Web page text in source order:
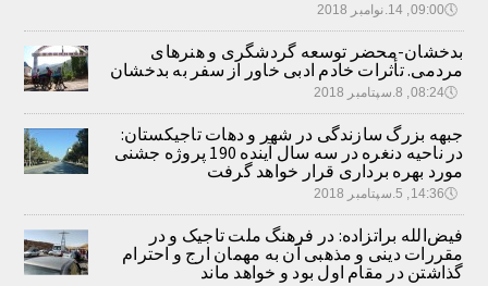
🕔09:00, 14.نوامبر 2018
بدخشان-محضر توسعه گردشگری و هنرهای
مردمی. تأثرات خادم ادبی خاور از سفر به بدخشان
🕔08:24, 8.سپتامبر 2018
جبهه بزرگ سازندگی در شهر و دهات تاجیکستان:
در ناحیه دنغره در سه سال آینده 190 پروژه جشنی
مورد بهره برداری قرار خواهد گرفت
🕔14:36, 5.سپتامبر 2018
فیض‌الله براتزاده: در فرهنگ ملت تاجیک و در
مقررات دینی و مذهبی آن به مهمان ارج و احترام
گذاشتن در مقام اول بود و خواهد ماند